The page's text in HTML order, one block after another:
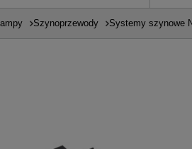
Szynoprzewody Systemy szynowe